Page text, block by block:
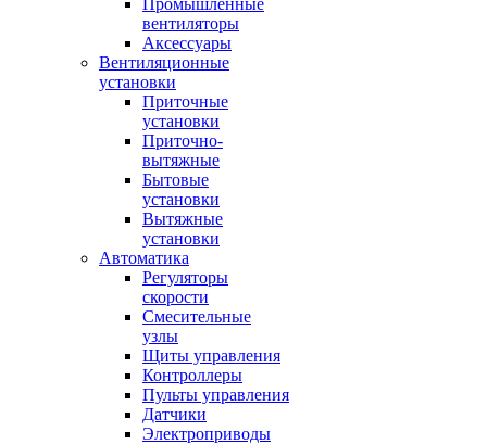
Промышленные
вентиляторы
Аксессуары
Вентиляционные
установки
Приточные
установки
Приточно-
вытяжные
Бытовые
установки
Вытяжные
установки
Автоматика
Регуляторы
скорости
Смесительные
узлы
Щиты управления
Контроллеры
Пульты управления
Датчики
Электроприводы